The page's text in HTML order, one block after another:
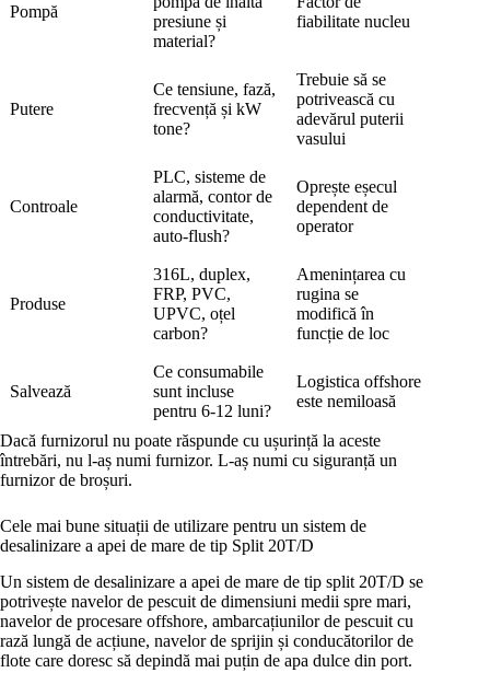
Pompă
presiune și
material?
fiabilitate nucleu
Putere
Ce tensiune, fază,
frecvență și kW
tone?
Trebuie să se
potrivească cu
adevărul puterii
vasului
Controale
PLC, sisteme de
alarmă, contor de
conductivitate,
auto-flush?
Oprește eșecul
dependent de
operator
Produse
316L, duplex,
FRP, PVC,
UPVC, oțel
carbon?
Amenințarea cu
rugina se
modifică în
funcție de loc
Salvează
Ce consumabile
sunt incluse
pentru 6-12 luni?
Logistica offshore
este nemiloasă
Dacă furnizorul nu poate răspunde cu ușurință la aceste
întrebări, nu l-aș numi furnizor. L-aș numi cu siguranță un
furnizor de broșuri.
Cele mai bune situații de utilizare pentru un sistem de
desalinizare a apei de mare de tip Split 20T/D
Un sistem de desalinizare a apei de mare de tip split 20T/D se
potrivește navelor de pescuit de dimensiuni medii spre mari,
navelor de procesare offshore, ambarcațiunilor de pescuit cu
rază lungă de acțiune, navelor de sprijin și conducătorilor de
flote care doresc să depindă mai puțin de apa dulce din port.